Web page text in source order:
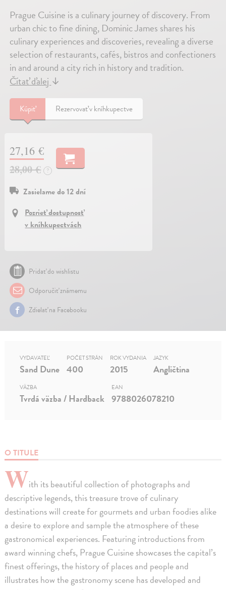
Prague Cuisine is a culinary journey of discovery. From
urban chic to fine dining, Dominic James shares his
culinary experiences and discoveries, revealing a diverse
selection of restaurants, cafés, bistros and confectioners
in and around a city rich in history and tradition.
Čítať ďalej↓
Kúpiť Rezervovať v kníhkupectve
27,16 €
28,00 €
?
Zasielame do 12 dní
Pozrieť dostupnosť
v kníhkupectvách
Pridať do wishlistu
Odporučiť známemu
Zdielať na Facebooku
O TITULE
With its beautiful collection of photographs and
descriptive legends, this treasure trove of culinary
destinations will create for gourmets and urban foodies alike
a desire to explore and sample the atmosphere of these
gastronomical experiences. Featuring introductions from
award winning chefs, Prague Cuisine showcases the capital’s
finest offerings, the history of places and people and
illustrates how the gastronomy scene has developed and
VYDAVATEĽ
Sand Dune
POČET STRÁN
400
ROK VYDANIA
2015
JAZYK
Angličtina
VÄZBA
Tvrdá väzba / Hardback
EAN
9788026078210